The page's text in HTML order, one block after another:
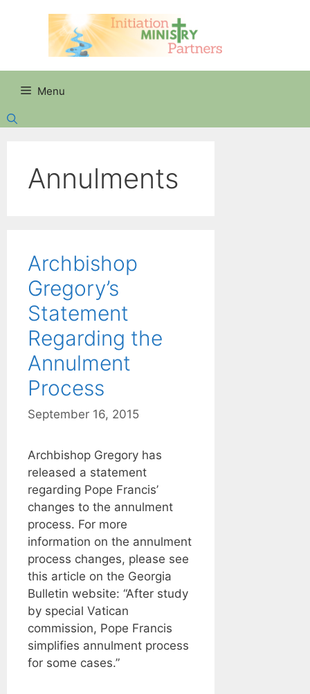
Menu
Annulments
Archbishop
Gregory’s
Statement
Regarding the
Annulment
Process
September 16, 2015
Archbishop Gregory has
released a statement
regarding Pope Francis’
changes to the annulment
process. For more
information on the annulment
process changes, please see
this article on the Georgia
Bulletin website: “After study
by special Vatican
commission, Pope Francis
simplifies annulment process
for some cases.”